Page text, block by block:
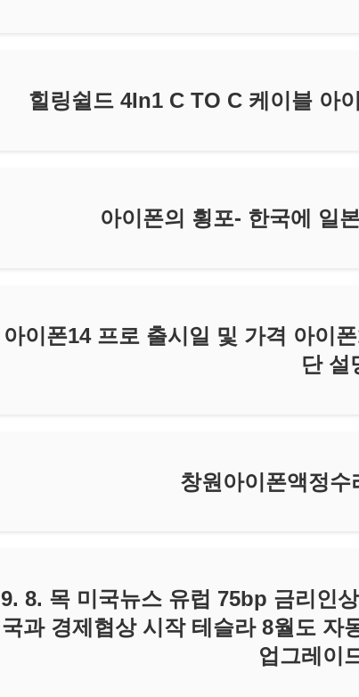
힐링쉴드 4In1 C TO C 케이블 아
아이폰의 횡포- 한국에 일
아이폰14 프로 출시일 및 가격 아이
단 설
창원아이폰액정
9. 8. 목 미국뉴스 유럽 75bp 금리인
국과 경제협상 시작 테슬라 8월도 자
업그레이